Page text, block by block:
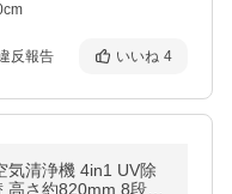
反報告 いいね 4
気清浄機 4in1 UV除
さ約820mm 8段階